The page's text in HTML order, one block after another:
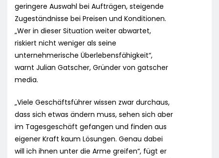
geringere Auswahl bei Aufträgen, steigende
Zugeständnisse bei Preisen und Konditionen.
„Wer in dieser Situation weiter abwartet,
riskiert nicht weniger als seine
unternehmerische Überlebensfähigkeit“,
warnt Julian Gatscher, Gründer von gatscher
media.
„Viele Geschäftsführer wissen zwar durchaus,
dass sich etwas ändern muss, sehen sich aber
im Tagesgeschäft gefangen und finden aus
eigener Kraft kaum Lösungen. Genau dabei
will ich ihnen unter die Arme greifen“, fügt er